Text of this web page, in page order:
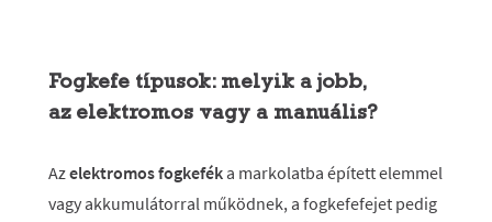
Fogkefe típusok: melyik a jobb,
az elektromos vagy a manuális?
Azelektromos fogkefék a markolatba épített elemmel
vagy akkumulátorral működnek, a fogkefefejet pedig